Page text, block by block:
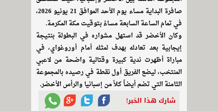
صافرة البداية مساء يوم الأحد الموافق 21 يونيو 2026،
في تمام الساعة السابعة مساءً بتوقيت مكة المكرمة.
وكان الأخضر قد استهل مشواره في البطولة بنتيجة
إيجابية بعد تعادله بهدف لمثله أمام أوروغواي، في
مباراة أظهرت ندية كبيرة وقتالية واضحة من لاعبي
المنتخب، ليضع الفريق أول نقطة في رصيده بالمجموعة
الثامنة التي تضم أيضاً كلاً من إسبانيا والرأس الأخضر.
شارك هذا الخبر!